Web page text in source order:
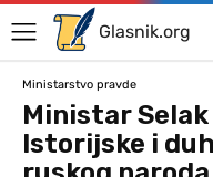
Glasnik.org
Ministarstvo pravde
Ministar
Istorijske i